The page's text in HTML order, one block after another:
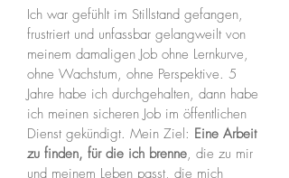
Ich war gefühlt im Stillstand gefangen,
frustriert und unfassbar gelangweilt von
meinem damaligen Job ohne Lernkurve,
ohne Wachstum, ohne Perspektive. 5
Jahre habe ich durchgehalten, dann habe
ich meinen sicheren Job im öffentlichen
Dienst gekündigt. Mein Ziel: Eine Arbeit
zu finden, für die ich brenne, die zu mir
und meinem Leben passt, die mich